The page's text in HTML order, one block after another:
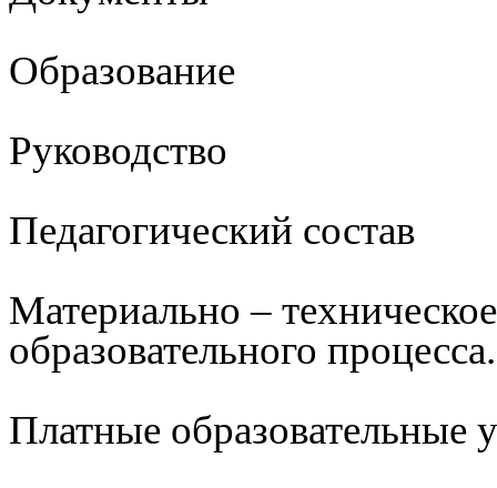
Образование
Руководство
Педагогический состав
Материально –
образовательного
Платные образовательные